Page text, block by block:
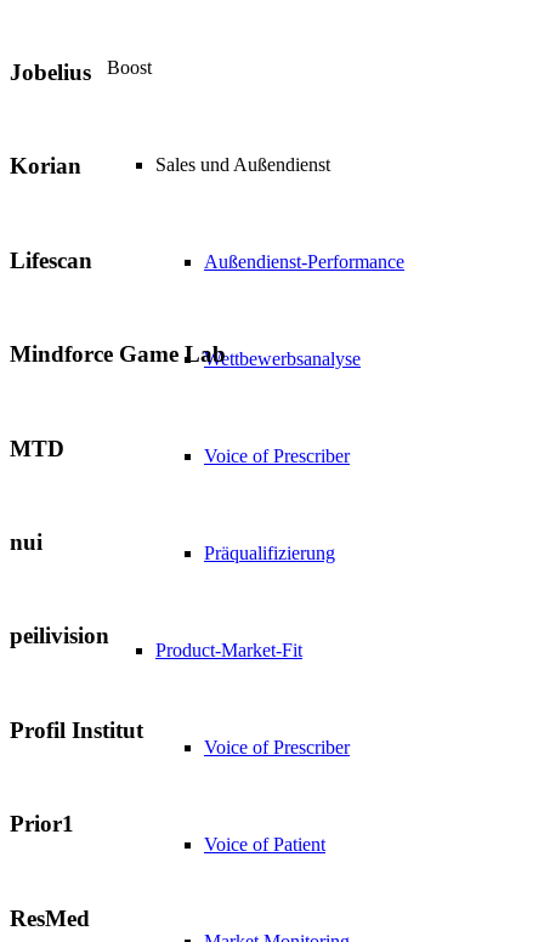
Boost
Sales und Außendienst
Außendienst-Performance
Wettbewerbsanalyse
Voice of Prescriber
Präqualifizierung
Product-Market-Fit
Voice of Prescriber
Voice of Patient
Jobelius
Korian
Lifescan
Mindforce Game Lab
MTD
nui
peilivision
Profil Institut
Prior1
ResMed